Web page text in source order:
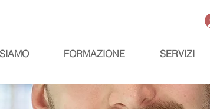
FORMAZIONE SERVIZI